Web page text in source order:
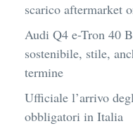
scarico aftermarket
Audi Q4 e-Tron 40
sostenibile, stile,
termine
Ufficiale l’arrivo
obbligatori in Italia